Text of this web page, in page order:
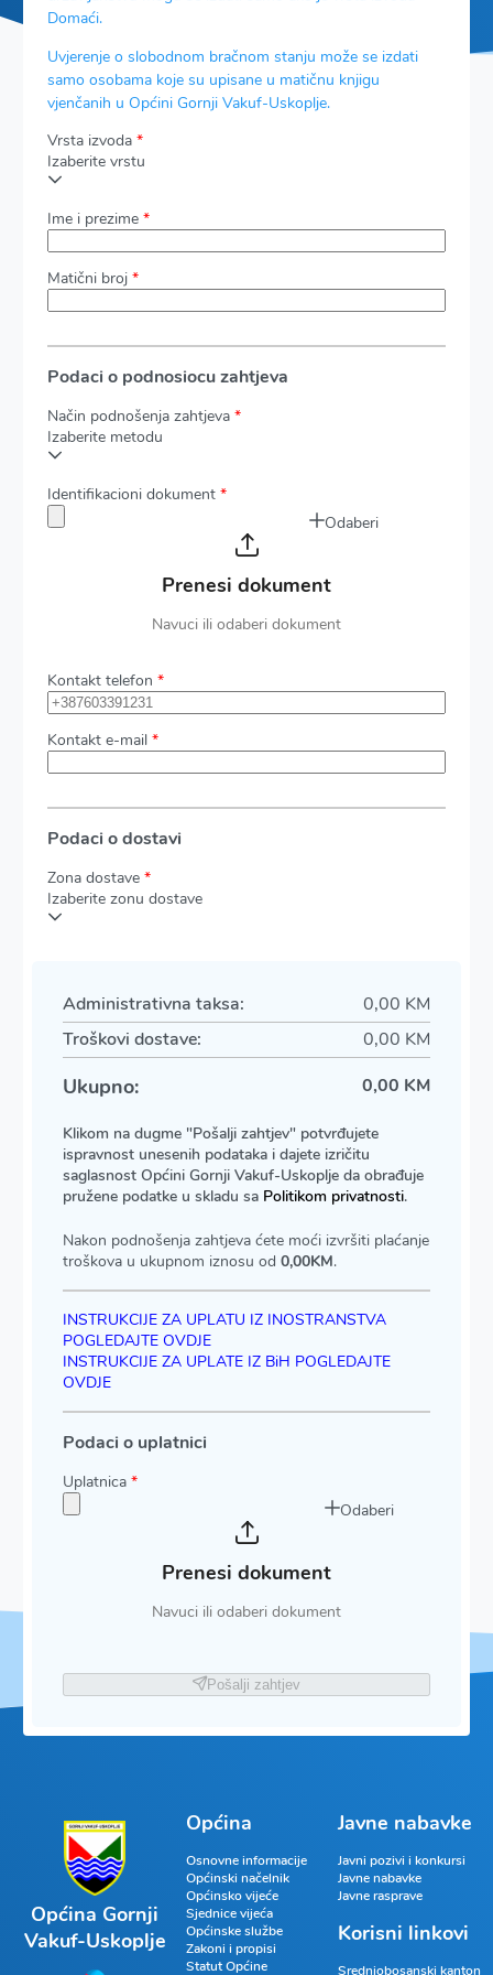
Domaći.
Uvjerenje o slobodnom bračnom stanju može se izdati
samo osobama koje su upisane u matičnu knjigu
vjenčanih u Općini Gornji Vakuf-Uskoplje.
Vrsta izvoda *
Izaberite vrstu
Ime i prezime *
Matični broj *
Podaci o podnosiocu zahtjeva
Način podnošenja zahtjeva *
Izaberite metodu
Identifikacioni dokument *
Odaberi
Prenesi dokument
Navuci ili odaberi dokument
Kontakt telefon *
Kontakt e-mail *
Podaci o dostavi
Zona dostave *
Izaberite zonu dostave
Administrativna taksa:
0,00 KM
Troškovi dostave:
0,00 KM
Ukupno: 0,00 KM
Klikom na dugme "Pošalji zahtjev" potvrđujete
ispravnost unesenih podataka i dajete izričitu
saglasnost Općini Gornji Vakuf-Uskoplje da obrađuje
pružene podatke u skladu sa Politikom privatnosti.
Nakon podnošenja zahtjeva ćete moći izvršiti plaćanje
troškova u ukupnom iznosu od 0,00KM.
INSTRUKCIJE ZA UPLATU IZ INOSTRANSTVA
POGLEDAJTE OVDJE
INSTRUKCIJE ZA UPLATE IZ BiH POGLEDAJTE
OVDJE
Podaci o uplatnici
Uplatnica *
Odaberi
Prenesi dokument
Navuci ili odaberi dokument
Pošalji zahtjev
Općina Gornji
Vakuf-Uskoplje
Općina
Osnovne informacije
Općinski načelnik
Općinsko vijeće
Sjednice vijeća
Općinske službe
Zakoni i propisi
Statut Općine
Javne nabavke
Javni pozivi i konkursi
Javne nabavke
Javne rasprave
Korisni linkovi
Srednjobosanski kanton